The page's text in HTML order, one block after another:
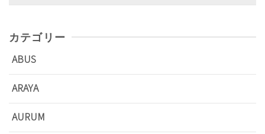
カテゴリー
ABUS
ARAYA
AURUM